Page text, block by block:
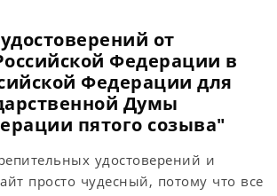
от
Федерации в
Федерации для
Думы
пятого созыва"
удостоверений и
просто чудесный, потому что все